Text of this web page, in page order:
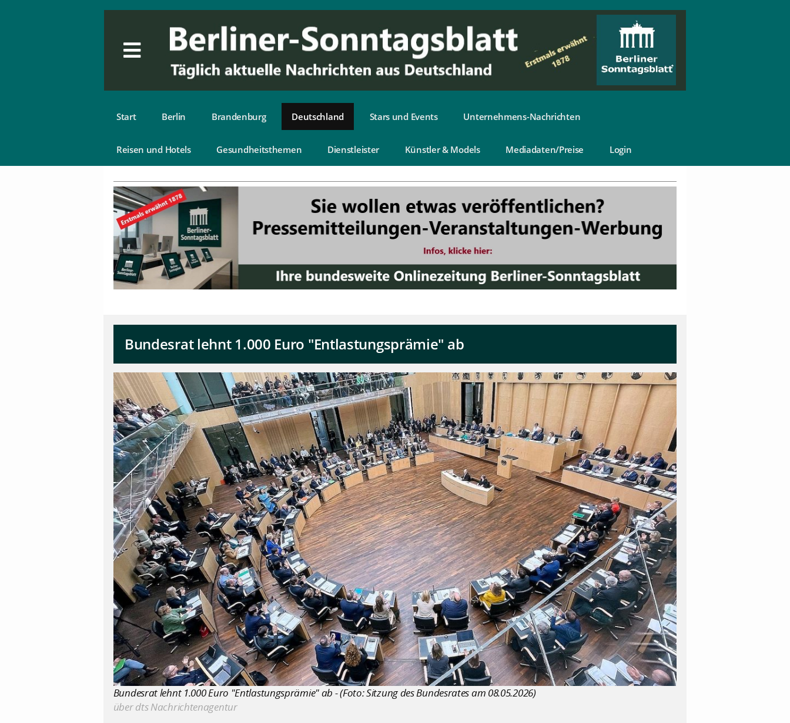
Start Berlin Brandenburg Deutschland Stars und Events Unternehmens-Nachrichten
Reisen und Hotels Gesundheitsthemen Dienstleister Künstler & Models Mediadaten/Preise Login
Bundesrat lehnt 1.000 Euro "Entlastungsprämie" ab
Bundesrat lehnt 1.000 Euro "Entlastungsprämie" ab - (Foto: Sitzung des Bundesrates am 08.05.2026)
über dts Nachrichtenagentur